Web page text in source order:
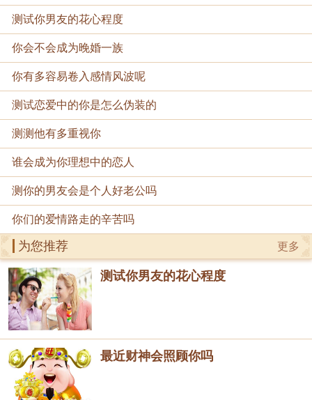
测试你男友的花心程度
你会不会成为晚婚一族
你有多容易卷入感情风波呢
测试恋爱中的你是怎么伪装的
测测他有多重视你
谁会成为你理想中的恋人
测你的男友会是个人好老公吗
你们的爱情路走的辛苦吗
更多
为您推荐
测试你男友的花心程度
最近财神会照顾你吗